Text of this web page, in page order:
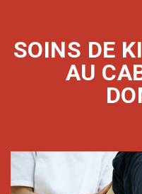
SOINS DE
AU